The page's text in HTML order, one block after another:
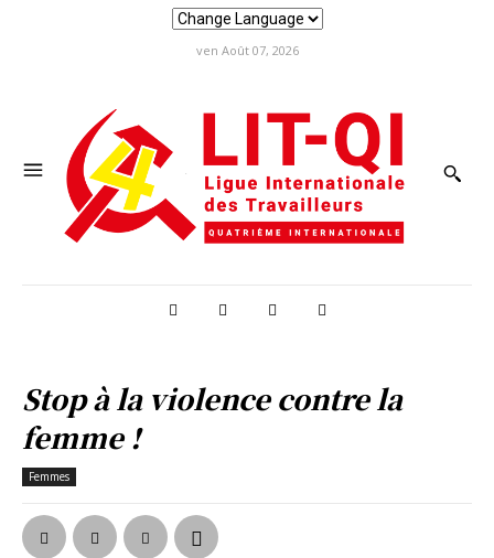
ven Août 07, 2026
Stop à la violence contre la
femme !
Femmes